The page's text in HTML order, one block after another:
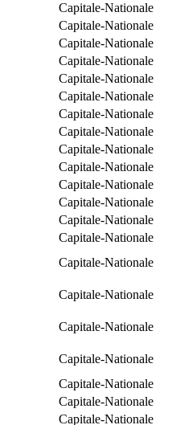
Capitale-Nationale
Capitale-Nationale
Capitale-Nationale
Capitale-Nationale
Capitale-Nationale
Capitale-Nationale
Capitale-Nationale
Capitale-Nationale
Capitale-Nationale
Capitale-Nationale
Capitale-Nationale
Capitale-Nationale
Capitale-Nationale
Capitale-Nationale
Capitale-Nationale
Capitale-Nationale
Capitale-Nationale
Capitale-Nationale
Capitale-Nationale
Capitale-Nationale
Capitale-Nationale